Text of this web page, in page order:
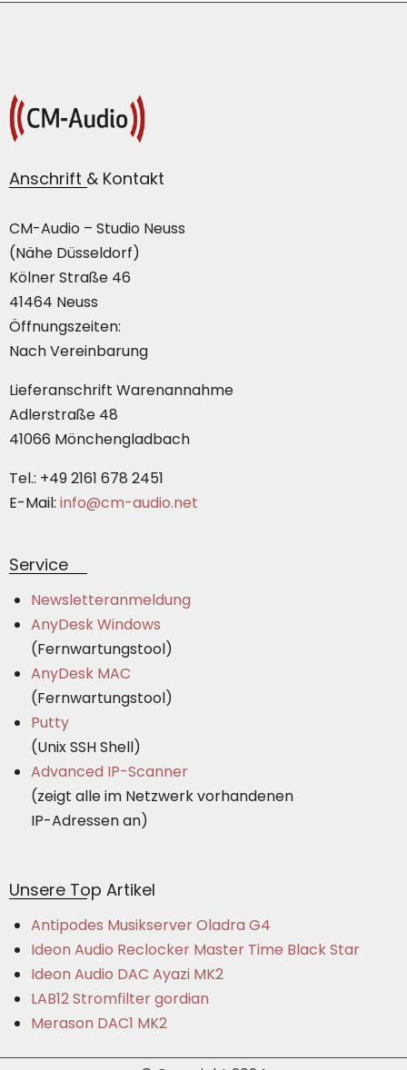
Anschrift & Kontakt
CM-Audio – Studio Neuss
(Nähe Düsseldorf)
Kölner Straße 46
41464 Neuss
Öffnungszeiten:
Nach Vereinbarung
Lieferanschrift Warenannahme
Adlerstraße 48
41066 Mönchengladbach
Tel.: +49 2161 678 2451
E-Mail: info@cm-audio.net
Service
Newsletteranmeldung
AnyDesk Windows
(Fernwartungstool)
AnyDesk MAC
(Fernwartungstool)
Putty
(Unix SSH Shell)
Advanced IP-Scanner
(zeigt alle im Netzwerk vorhandenen
IP-Adressen an)
Unsere Top Artikel
Antipodes Musikserver Oladra G4
Ideon Audio Reclocker Master Time Black Star
Ideon Audio DAC Ayazi MK2
LAB12 Stromfilter gordian
Merason DAC1 MK2